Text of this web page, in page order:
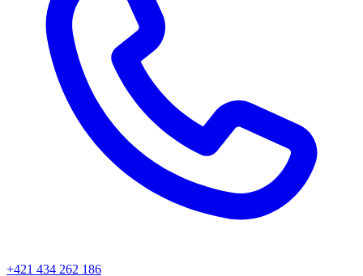
+421 434 262 186